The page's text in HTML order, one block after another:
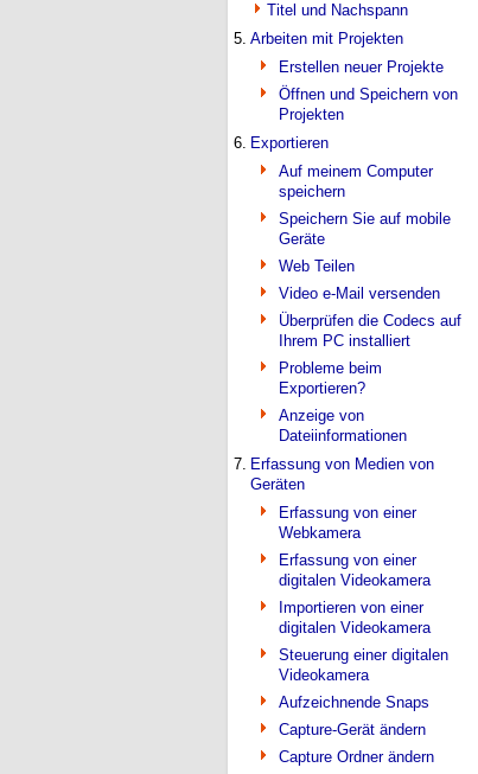
Titel und Nachspann
5. Arbeiten mit Projekten
Erstellen neuer Projekte
Öffnen und Speichern von
Projekten
6. Exportieren
Auf meinem Computer
speichern
Speichern Sie auf mobile
Geräte
Web Teilen
Video e-Mail versenden
Überprüfen die Codecs auf
Ihrem PC installiert
Probleme beim
Exportieren?
Anzeige von
Dateiinformationen
7. Erfassung von Medien von
Geräten
Erfassung von einer
Webkamera
Erfassung von einer
digitalen Videokamera
Importieren von einer
digitalen Videokamera
Steuerung einer digitalen
Videokamera
Aufzeichnende Snaps
Capture-Gerät ändern
Capture Ordner ändern